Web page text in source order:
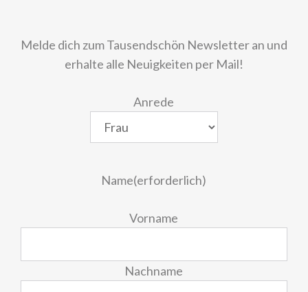
Melde dich zum Tausendschön Newsletter an und
erhalte alle Neuigkeiten per Mail!
Anrede
Name(erforderlich)
Vorname
Nachname